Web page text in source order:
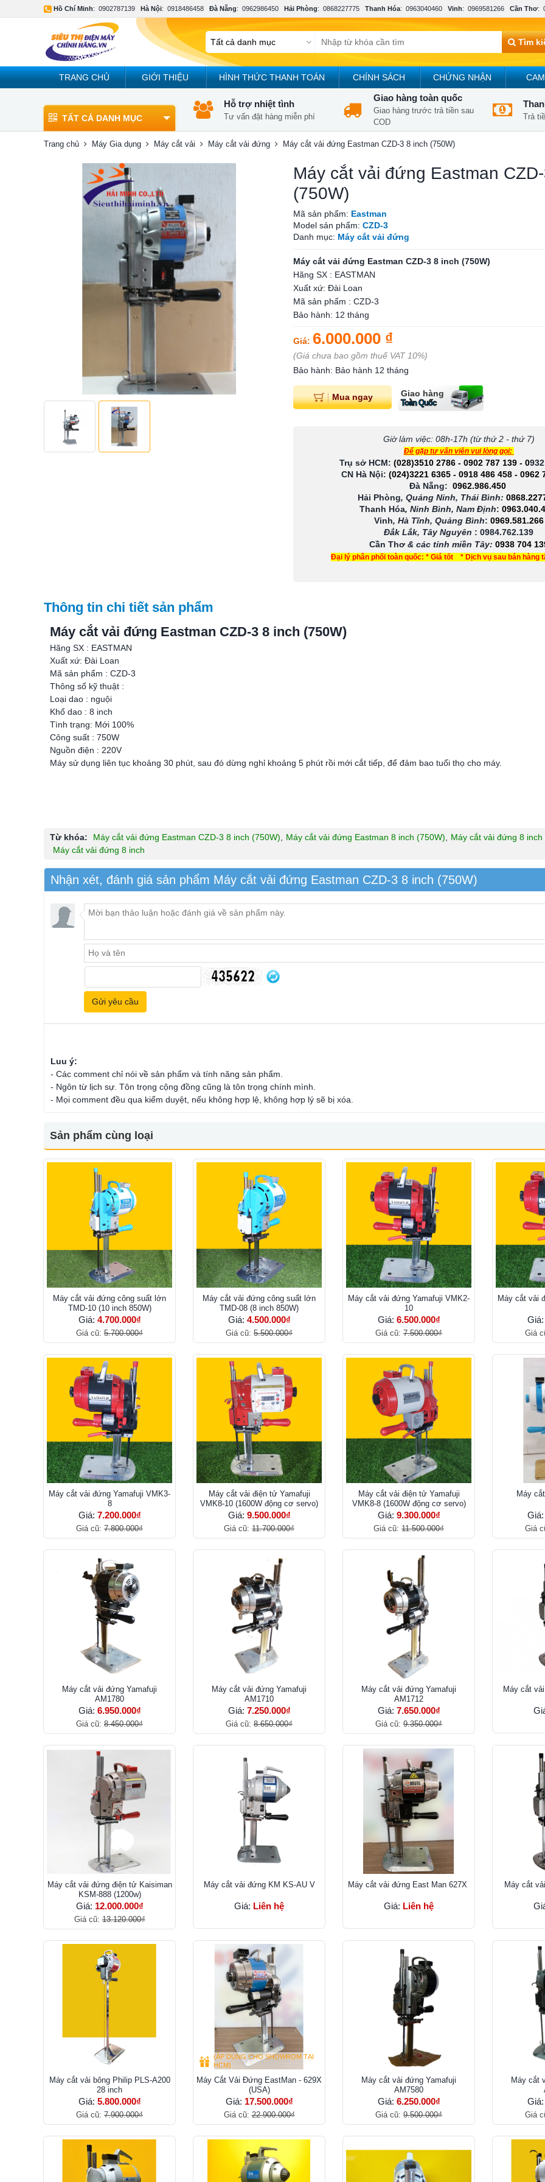
Hồ Chí Minh: 0902787139 Hà Nội: 0918486458 Đà Nẵng: 0962986450 Hải Phòng: 0868227775 Thanh Hóa: 0963040460 Vinh: 0969581266 Cần Thơ:
Tìm
TRANG CHỦ GIỚI THIỆU HÌNH THỨC THANH TOÁN CHÍNH SÁCH CHỨNG NHẬN
TẤT CẢ DANH MỤC
Hỗ trợ nhiệt tình
Tư vấn đặt hàng miễn phí
Giao hàng toàn quốc
Giao hàng trước trả tiền sau
COD
Trả
Trang chủ Máy Gia dụng Máy cắt vải Máy cắt vải đứng Máy cắt vải đứng Eastman CZD-3 8 inch (750W)
Máy cắt vải đứng Eastman
(750W)
Mã sản phẩm: Eastman
Model sản phẩm: CZD-3
Danh mục: Máy cắt vải đứng
Máy cắt vải đứng Eastman CZD-3 8 inch (750W)
Hãng SX : EASTMAN
Xuất xứ: Đài Loan
Mã sản phẩm : CZD-3
Bảo hành: 12 tháng
Giá: 6.000.000 ₫
(Giá chưa bao gồm thuế VAT 10%)
Bảo hành: Bảo hành 12 tháng
Mua ngay Giao hàng
Toàn Quốc
Giờ làm việc: 08h-17h (từ thứ 2 - thứ 7)
Để gặp tư vấn viên vui lòng gọi:
Trụ sở HCM: (028)3510 2786 - 0902 787 139- 0
CN Hà Nội: (024)3221 6365 - 0918 486 458 - 0962
Đà Nẵng: 0962.986.450
Hải Phòng, Quảng Ninh, Thái Bình:
Thanh Hóa, Ninh Bình, Nam Định:
Vinh, Hà Tĩnh, Quảng Bình: 0969.581.266
Đắk Lắk, Tây Nguyên : 0984.762.139
Cần Thơ & các tỉnh miền Tây: 0938 704
Đại lý phân phối toàn quốc: * Giá tốt * Dịch vụ sau bán hàng
Thông tin chi tiết sản phẩm
Máy cắt vải đứng Eastman CZD-3 8 inch (750W)
Hãng SX : EASTMAN
Xuất xứ: Đài Loan
Mã sản phẩm : CZD-3
Thông số kỹ thuật :
Loại dao : nguội
Khổ dao : 8 inch
Tình trạng: Mới 100%
Công suất : 750W
Nguồn điện : 220V
Máy sử dụng liên tục khoảng 30 phút, sau đó dừng nghỉ khoảng 5 phút rồi mới cắt tiếp, để đảm bao tuổi thọ cho máy.
Từ khóa: Máy cắt vải đứng Eastman CZD-3 8 inch (750W) Máy cắt vải đứng Eastman 8 inch (750W) Máy cắt vải đứng 8 inch
Máy cắt vải đứng 8 inch
Nhận xét, đánh giá sản phẩm Máy cắt vải đứng Eastman CZD-3 8 inch (750W)
Luu ý:
- Các comment chỉ nói về sản phẩm và tính năng sản phẩm.
- Ngôn từ lịch sự. Tôn trọng cộng đồng cũng là tôn trọng chính mình.
- Mọi comment đều qua kiểm duyệt, nếu không hợp lệ, không hợp lý sẽ bị xóa.
Sản phẩm cùng loại
Máy cắt vải đứng công suất lớn
TMD-10 (10 inch 850W)
Giá: 4.700.000₫
Giá cũ: 5.700.000₫
Máy cắt vải đứng công suất lớn
TMD-08 (8 inch 850W)
Giá: 4.500.000₫
Giá cũ: 5.500.000₫
Máy cắt vải đứng Yamafuji VMK2-
10
Giá: 6.500.000₫
Giá cũ: 7.500.000₫
Máy cắt vải
Giá:
Giá
Máy cắt vải đứng Yamafuji VMK3-
8
Giá: 7.200.000₫
Giá cũ: 7.800.000₫
Máy cắt vải điện tử Yamafuji
VMK8-10 (1600W động cơ servo)
Giá: 9.500.000₫
Giá cũ: 11.700.000₫
Máy cắt vải điện tử Yamafuji
VMK8-8 (1600W động cơ servo)
Giá: 9.300.000₫
Giá cũ: 11.500.000₫
Máy
Giá:
Giá
Máy cắt vải đứng Yamafuji
AM1780
Giá: 6.950.000₫
Giá cũ: 8.450.000₫
Máy cắt vải đứng Yamafuji
AM1710
Giá: 7.250.000₫
Giá cũ: 8.650.000₫
Máy cắt vải đứng Yamafuji
AM1712
Giá: 7.650.000₫
Giá cũ: 9.350.000₫
Máy cắt
Máy cắt vải đứng điện tử Kaisiman
KSM-888 (1200w)
Giá: 12.000.000₫
Giá cũ:13.120.000₫
Máy cắt vải đứng KM KS-AU V
Giá: Liên hệ
Máy cắt vải đứng East Man 627X
Giá: Liên hệ
Máy cắt
Máy cắt vải bông Philip PLS-A200
28 inch
Giá: 5.800.000₫
Giá cũ: 7.900.000₫
(ÁP DỤNG CHO SHOWROM TẠI
HCM)
Máy Cắt Vải Đứng EastMan - 629X
(USA)
Giá: 17.500.000₫
Giá cũ:22.900.000₫
Máy cắt vải đứng Yamafuji
AM7580
Giá: 6.250.000₫
Giá cũ: 9.500.000₫
Máy cắt
Giá:
Giá